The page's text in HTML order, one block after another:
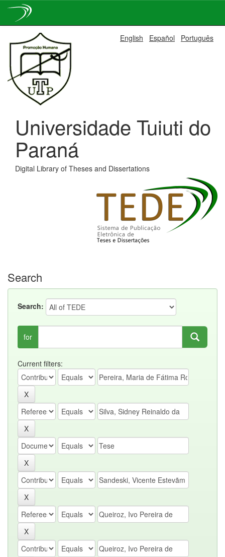
navigation
English Español Português
Universidade Tuiuti do
Paraná
Digital Library of Theses and Dissertations
Search
Search:
for
Current filters: